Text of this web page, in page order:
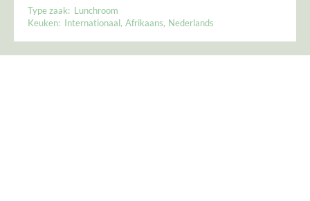
Type zaak: Lunchroom
Keuken: Internationaal Afrikaans Nederlands